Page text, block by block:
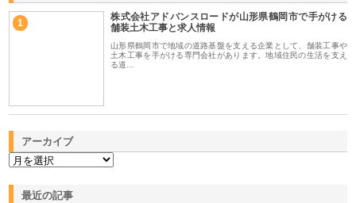
1
株式会社アドバンスロードが山形県鶴岡市で手がける
舗装土木工事と求人情報
山形県鶴岡市で地域の道路基盤を支える企業として、舗装工事や
土木工事を手がける専門会社があります。地域住民の生活を支え
る道…
アーカイブ
最近の記事